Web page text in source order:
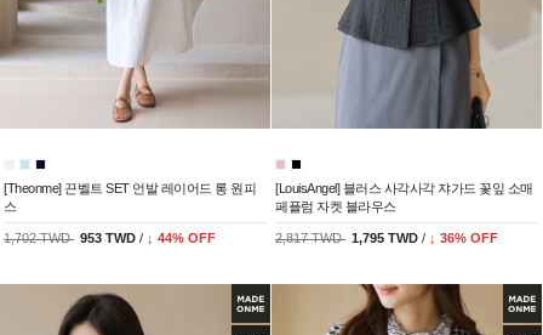
[Theonme] 끈벨트 SET 언발 레이어드 롱 원피
스
1,702 TWD 953 TWD / ↓ 44% OFF
[LouisAngel] 블러스 사각사각 쟈가드 꽃잎 소매
페플럼 자켓 블라우스
2,817 TWD 1,795 TWD / ↓ 36% OFF